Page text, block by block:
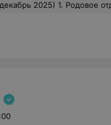
под её руководством. 2. Послеродовое отд. Мой врач и зав. И.А. — эталон профессионализма. Всё чётко, выверено, глубокое понимание пациента и никаких лишних слов. Под её началом отделение работает как отлаженный механизм. Стерильность и дисциплина на недосягаемой высоте, придраться абсолютно не к чему. 3. Роддом полностью